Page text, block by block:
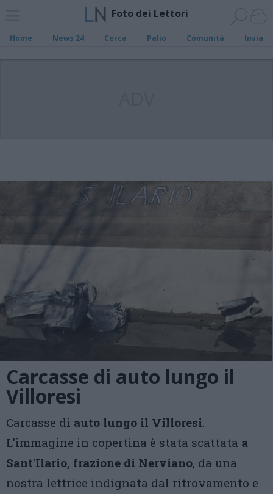
Foto dei Lettori
Home News 24 Cerca Palio Comunità Invia
Carcasse di auto lungo il
Villoresi
Carcasse di auto lungo il Villoresi.
L'immagine in copertina è stata scattata a
Sant'Ilario, frazione di Nerviano, da una
nostra lettrice indignata dal ritrovamento e